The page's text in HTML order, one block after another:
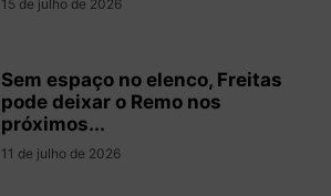
15 de julho de 2026
Sem espaço no elenco, Freitas
pode deixar o Remo nos
próximos...
11 de julho de 2026